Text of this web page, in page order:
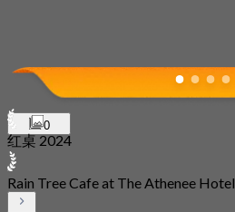
0
红桌 2024
Rain Tree Cafe at The Athenee Hotel